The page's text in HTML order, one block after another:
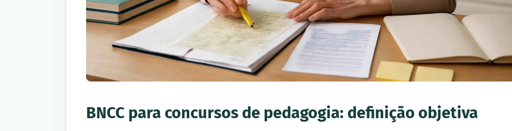
BNCC para concursos de pedagogia: definição objetiva